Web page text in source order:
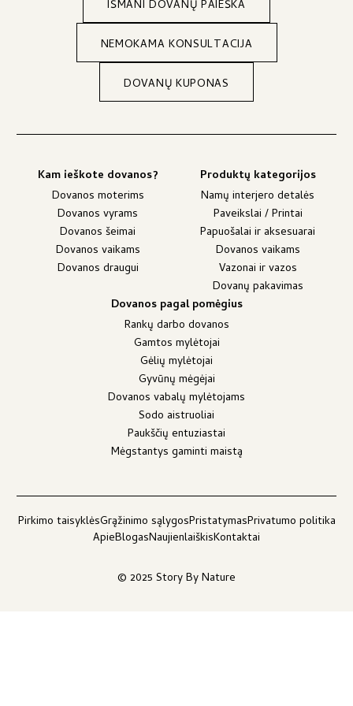
IŠMANI DOVANŲ PAIEŠKA
NEMOKAMA KONSULTACIJA
DOVANŲ KUPONAS
Kam ieškote dovanos?
Dovanos moterims
Dovanos vyrams
Dovanos šeimai
Dovanos vaikams
Dovanos draugui
Produktų kategorijos
Namų interjero detalės
Paveikslai / Printai
Papuošalai ir aksesuarai
Dovanos vaikams
Vazonai ir vazos
Dovanų pakavimas
Dovanos pagal pomėgius
Rankų darbo dovanos
Gamtos mylėtojai
Gėlių mylėtojai
Gyvūnų mėgėjai
Dovanos vabalų mylėtojams
Sodo aistruoliai
Paukščių entuziastai
Mėgstantys gaminti maistą
© 2025 Story By Nature
Pirkimo taisyklėsGrąžinimo sąlygosPristatymasPrivatumo politika
ApieBlogasNaujienlaiškisKontaktai